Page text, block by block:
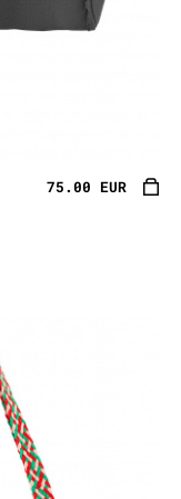
75.00 EUR